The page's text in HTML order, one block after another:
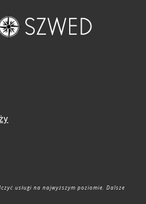
usługi na najwyższym poziomie. Dalsze